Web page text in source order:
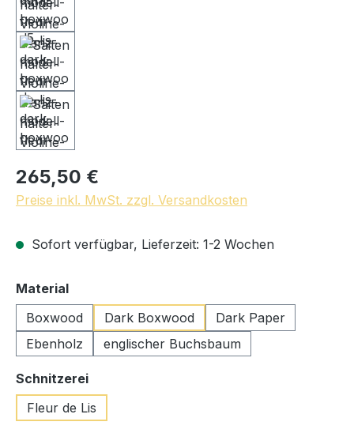
265,50 €
Preise inkl. MwSt. zzgl. Versandkosten
Sofort verfügbar, Lieferzeit: 1-2 Wochen
Materialauswählen
Boxwood
Dark Boxwood
Dark Paper
Ebenholz
englischer Buchsbaum
Schnitzereiauswählen
Fleur de Lis